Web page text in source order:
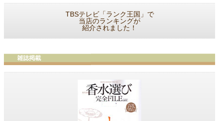
TBSテレビ「ランク王国」で
当店のランキングが
紹介されました！